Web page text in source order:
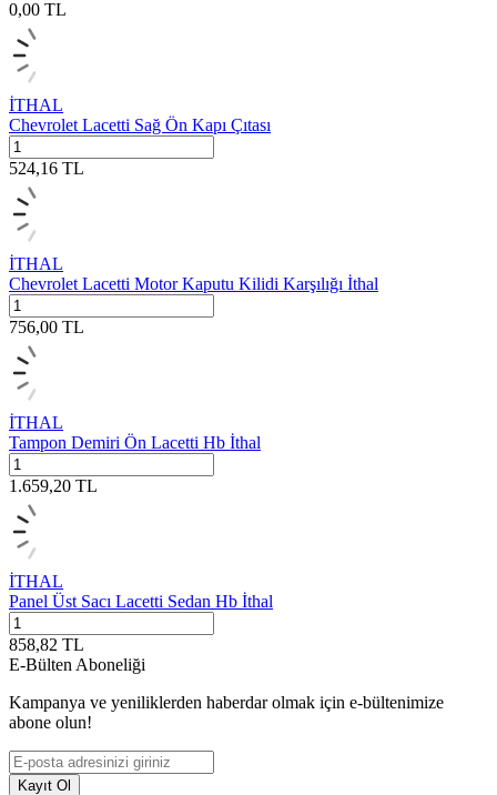
0,00 TL
İTHAL
Chevrolet Lacetti Sağ Ön Kapı Çıtası
524,16 TL
İTHAL
Chevrolet Lacetti Motor Kaputu Kilidi Karşılığı İthal
756,00 TL
İTHAL
Tampon Demiri Ön Lacetti Hb İthal
1.659,20 TL
İTHAL
Panel Üst Sacı Lacetti Sedan Hb İthal
858,82 TL
E-Bülten Aboneliği
Kampanya ve yeniliklerden haberdar olmak için e-bültenimize
abone olun!
Kayıt Ol